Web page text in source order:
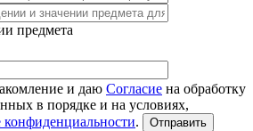
предмета
и даю Согласие на обработку
в порядке и на условиях,
.